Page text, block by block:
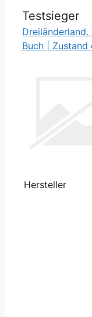
Testsieger
Dreiländerland.
Buch | Zustand
Hersteller